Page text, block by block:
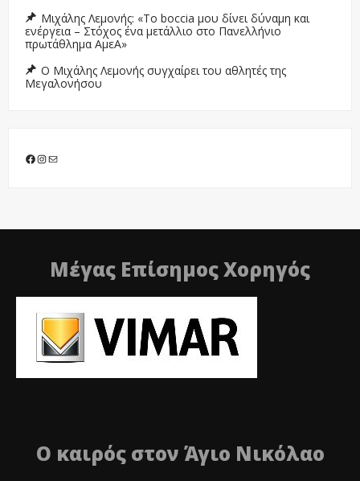
Μιχάλης Λεμονής: «Το boccia μου δίνει δύναμη και
ενέργεια – Στόχος ένα μετάλλιο στο Πανελλήνιο
πρωτάθλημα ΑμεΑ»
Ο Μιχάλης Λεμονής συγχαίρει του αθλητές της
Μεγαλονήσου
Facebook
Instagram
Μέγας Επίσημος Χορηγός
Ο καιρός στον Άγιο Νικόλαο